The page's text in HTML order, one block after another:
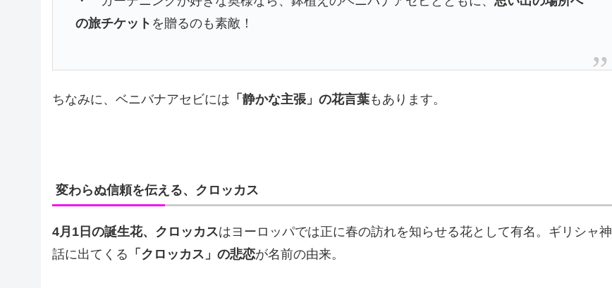
の旅チケット を贈るのも素敵！
ちなみに、ベニバナアセビには 「静かな主張」の花言葉もあります。
変わらぬ信頼を伝える、クロッカス
4月1日の誕生花、クロッカスはヨーロッパでは正に春の訪れを知らせる花として有名。ギリシャ神
話に出てくる 「クロッカス」の悲恋が名前の由来。